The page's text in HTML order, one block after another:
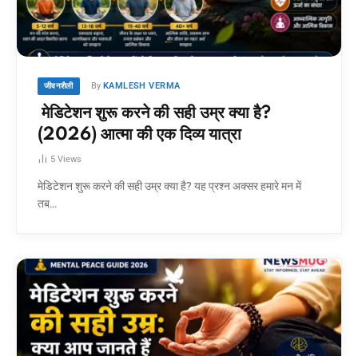
जीवनशैली By KAMLESH VERMA
मेडिटेशन शुरू करने की सही उम्र क्या है?
(2026) आत्मा की एक दिव्य यात्रा
5 Views
मेडिटेशन शुरू करने की सही उम्र क्या है? यह प्रश्न अक्सर हमारे मन में
तब…